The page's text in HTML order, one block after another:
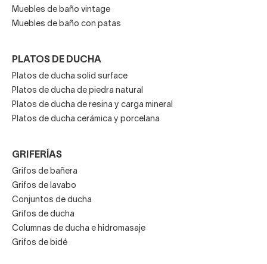
Muebles de baño vintage
Muebles de baño con patas
PLATOS DE DUCHA
Platos de ducha solid surface
Platos de ducha de piedra natural
Platos de ducha de resina y carga mineral
Platos de ducha cerámica y porcelana
GRIFERÍAS
Grifos de bañera
Grifos de lavabo
Conjuntos de ducha
Grifos de ducha
Columnas de ducha e hidromasaje
Grifos de bidé